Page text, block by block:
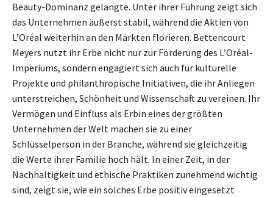
Beauty-Dominanz gelangte. Unter ihrer Führung zeigt sich
das Unternehmen äußerst stabil, während die Aktien von
L’Oréal weiterhin an den Märkten florieren. Bettencourt
Meyers nutzt ihr Erbe nicht nur zur Förderung des L’Oréal-
Imperiums, sondern engagiert sich auch für kulturelle
Projekte und philanthropische Initiativen, die ihr Anliegen
unterstreichen, Schönheit und Wissenschaft zu vereinen. Ihr
Vermögen und Einfluss als Erbin eines der größten
Unternehmen der Welt machen sie zu einer
Schlüsselperson in der Branche, während sie gleichzeitig
die Werte ihrer Familie hoch hält. In einer Zeit, in der
Nachhaltigkeit und ethische Praktiken zunehmend wichtig
sind, zeigt sie, wie ein solches Erbe positiv eingesetzt